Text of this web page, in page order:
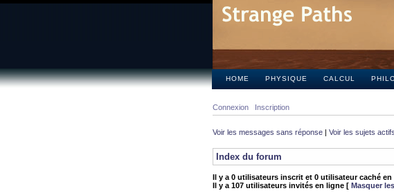
HOME PHYSIQUE CALCUL
Connexion Inscription
Voir les messages sans réponse | Voir les sujets actifs
Index du forum
Il y a 0 utilisateurs inscrit et 0 utilisateur caché en
Il y a 107 utilisateurs invités en ligne [ Masquer